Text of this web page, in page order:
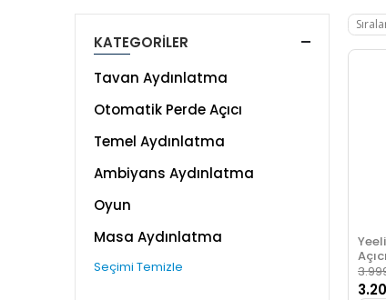
KATEGORİLER
Tavan Aydınlatma
Otomatik Perde Açıcı
Temel Aydınlatma
Ambiyans Aydınlatma
Oyun
Masa Aydınlatma
Seçimi Temizle